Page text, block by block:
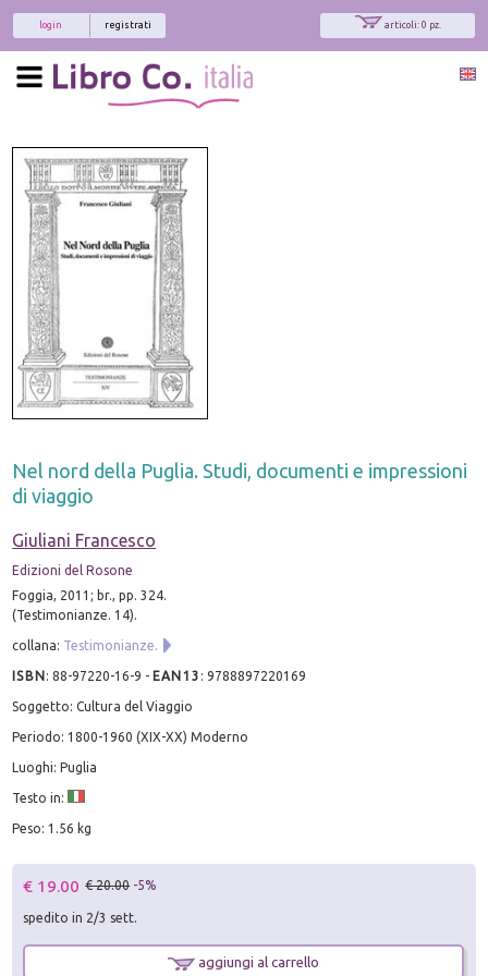
articoli: 0 pz.
registrati
login
Nel nord della Puglia. Studi, documenti e impressioni
di viaggio
Giuliani Francesco
Edizioni del Rosone
Foggia, 2011; br., pp. 324.
(Testimonianze. 14).
collana: Testimonianze.
ISBN:88-97220-16-9 - EAN13 :9788897220169
Soggetto: Cultura del Viaggio
Periodo: 1800-1960 (XIX-XX) Moderno
Luoghi: Puglia
Testo in:
Peso: 1.56 kg
€ 19.00 € 20.00 -5%
spedito in 2/3 sett.
aggiungi al carrello